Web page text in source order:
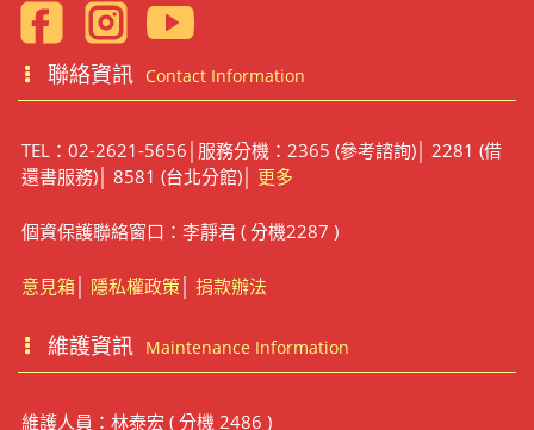
聯絡資訊 Contact Information
TEL：02-2621-5656│服務分機：2365 (參考諮詢)│ 2281 (借
還書服務)│ 8581 (台北分館)│ 更多
個資保護聯絡窗口：李靜君 ( 分機2287 )
意見箱│ 隱私權政策│ 捐款辦法
維護資訊 Maintenance Information
維護人員：林泰宏 ( 分機 2486 )